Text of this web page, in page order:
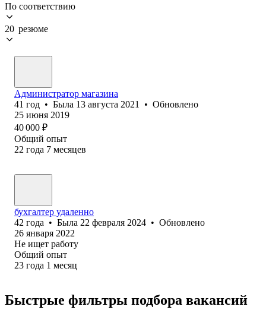
По соответствию
20 резюме
Администратор магазина
41 год • Была 13 августа 2021 • Обновлено
25 июня 2019
40 000 ₽
Общий опыт
22 года 7 месяцев
бухгалтер удаленно
42 года • Была 22 февраля 2024 • Обновлено
26 января 2022
Не ищет работу
Общий опыт
23 года 1 месяц
Быстрые фильтры подбора вакансий